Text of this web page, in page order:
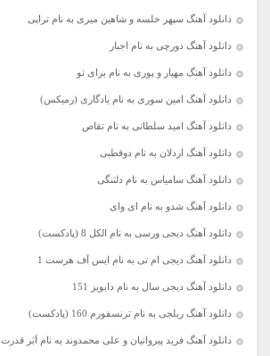
دانلود آهنگ سپهر خلسه و شاهین میری به نام تراپی
دانلود آهنگ دورچی به نام اجبار
دانلود آهنگ مهیار و پوری به نام برای تو
دانلود آهنگ امین سوری به نام یادگاری (رمیکس)
دانلود آهنگ امید سلطانی به نام تقاص
دانلود آهنگ اردلان به نام دوقطبی
دانلود آهنگ سامیاس به نام دلتنگی
دانلود آهنگ شدو به نام ای وای
دانلود آهنگ دیجی ورسی به نام الکل 8 (پادکست)
دانلود آهنگ دیجی ام تی به نام ایس آف هرست 1
دانلود آهنگ دیجی سال به نام دابویز 151
دانلود آهنگ ریلجی به نام ترنسفورم 160 (پادکست)
دانلود آهنگ فرید پیروانیان و علی محمدوند به نام اَبَر قدرت